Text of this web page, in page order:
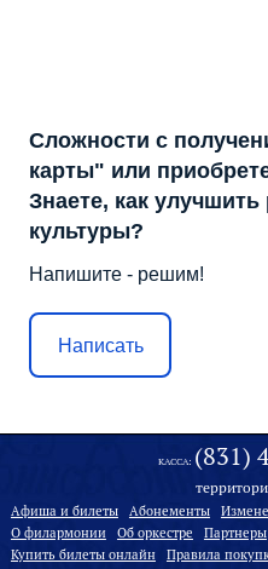
Сложности с
карты" или
Знаете, как
культуры?
Напишите - решим!
Написать
КАССА: (831)
Афиша и билеты Абонементы
О филармонии
Oб оркестре Партнеры
Купить билеты онлайн
Правила